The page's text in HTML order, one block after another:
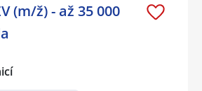
(m/ž) - až 35 000